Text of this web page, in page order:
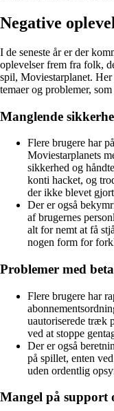
Negative
I de seneste år er der
oplevelser frem fra folk,
spil, Moviestarplanet.
temaer og problemer,
Manglende
Flere brugere har
Moviestarplanets
sikkerhed og
konti hacket, og
der ikke blevet
Der er også
af brugernes
alt for nemt at få
nogen form for
Problemer med
Flere brugere har
uautoriserede træk
ved at stoppe
Der er også
på spillet, enten
uden ordentlig
Mangel på